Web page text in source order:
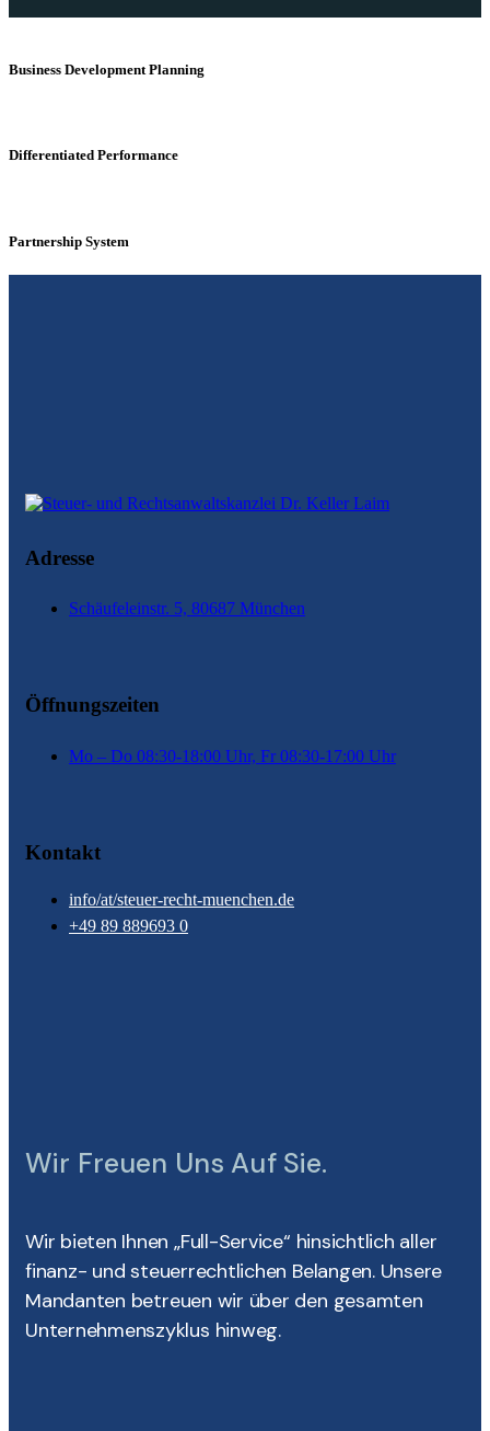
Business Development Planning
Differentiated Performance
Partnership System
Adresse
Schäufeleinstr. 5, 80687 München
Öffnungszeiten
Mo – Do 08:30-18:00 Uhr, Fr 08:30-17:00 Uhr
Kontakt
info/at/steuer-recht-muenchen.de
+49 89 889693 0
Wir Freuen Uns Auf Sie.
Wir bieten Ihnen „Full-Service“ hinsichtlich aller
finanz- und steuerrechtlichen Belangen. Unsere
Mandanten betreuen wir über den gesamten
Unternehmenszyklus hinweg.